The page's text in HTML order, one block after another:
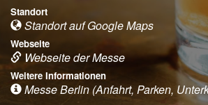
Standort
Standort auf Google Maps
Webseite
Webseite der Messe
Weitere Informationen
Messe Berlin (Anfahrt, Parken,